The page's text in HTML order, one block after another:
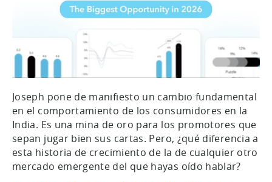
Joseph pone de manifiesto un cambio fundamental
en el comportamiento de los consumidores en la
India. Es una mina de oro para los promotores que
sepan jugar bien sus cartas. Pero, ¿qué diferencia a
esta historia de crecimiento de la de cualquier otro
mercado emergente del que hayas oído hablar?